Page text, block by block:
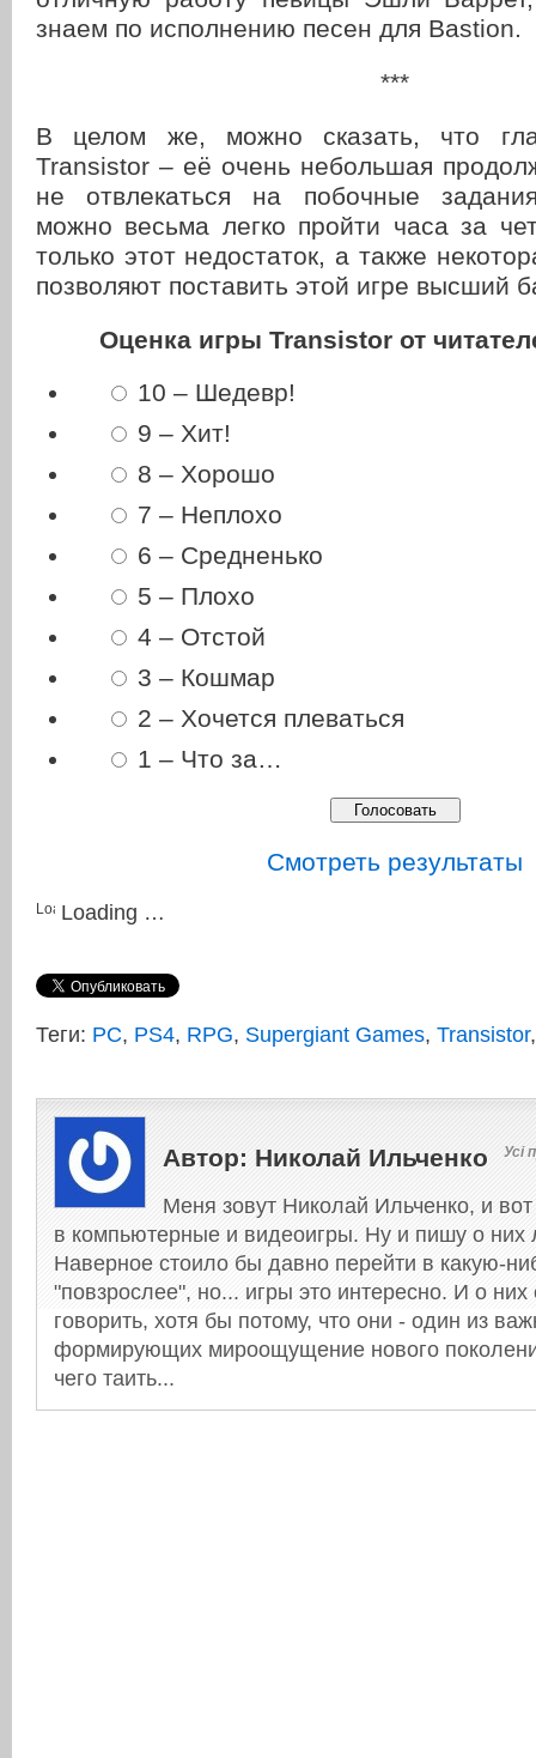
знаем по исполнению песен для Bastion.
***
В целом же, можно сказать, что
Transistor – её очень небольшая
не отвлекаться на побочные
можно весьма легко пройти часа за
только этот недостаток, а также
позволяют поставить этой игре высший
Оценка игры Transistor от
10 – Шедевр!
9 – Хит!
8 – Хорошо
7 – Неплохо
6 – Средненько
5 – Плохо
4 – Отстой
3 – Кошмар
2 – Хочется плеваться
1 – Что за…
Смотреть результаты
Loading …
Теги: PC, PS4, RPG, Supergiant Games, Transistor
Автор: Николай Ильченко Усі
Меня зовут Николай Ильченко, и
в компьютерные и видеоигры. Ну и пишу о них
Наверное стоило бы давно перейти в какую-
"повзрослее", но... игры это интересно. И о них
говорить, хотя бы потому, что они - один из
формирующих мироощущение нового
чего таить...